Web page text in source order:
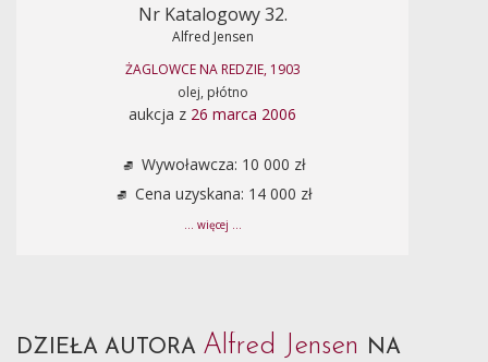
Nr Katalogowy 32.
Alfred Jensen
ŻAGLOWCE NA REDZIE, 1903
olej, płótno
aukcja z 26 marca 2006
Wywoławcza: 10 000 zł
Cena uzyskana: 14 000 zł
... więcej ...
DZIEŁA AUTORA Alfred Jensen NA